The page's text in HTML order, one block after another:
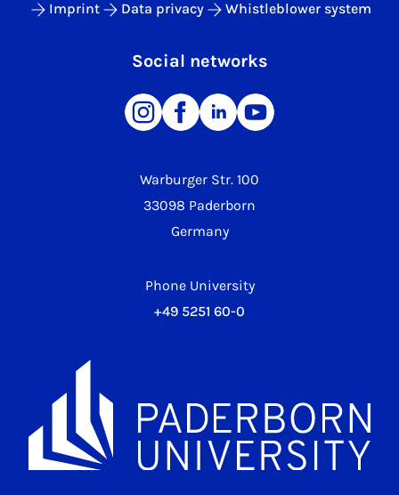
Warburger Str. 100
33098 Paderborn
Germany
Phone University
+49 5251 60-0
Imprint Data privacy Whistleblower system
Social networks